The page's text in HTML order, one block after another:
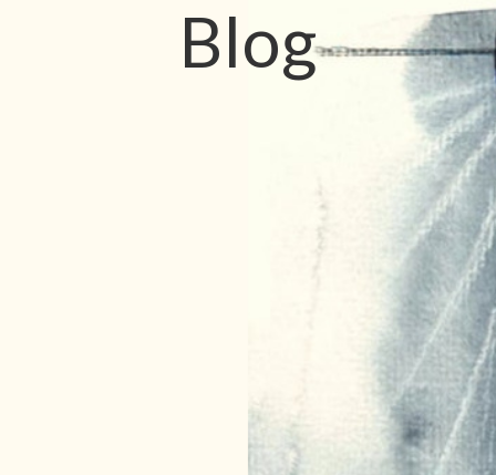
Blog